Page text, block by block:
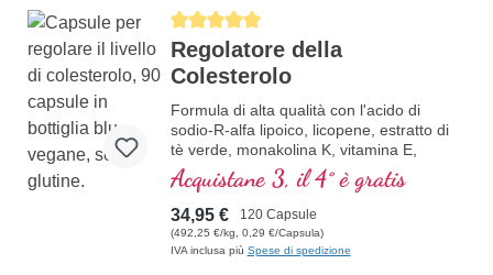
Average rating of 5 out of 5 stars
Regolatore della
Colesterolo
Formula di alta qualità con l'acido di
sodio-R-alfa lipoico, licopene, estratto di
tè verde, monakolina K, vitamina E,
vitamina B3 e beta glucano, che
contribuisce al mantenimento della
normale colesterolo nel sangue.
Acquistane 3, il 4° è gratis
34,95 € 120 Capsule
(492,25 €/kg, 0,29 €/Capsula)
IVA inclusa più Spese di spedizione